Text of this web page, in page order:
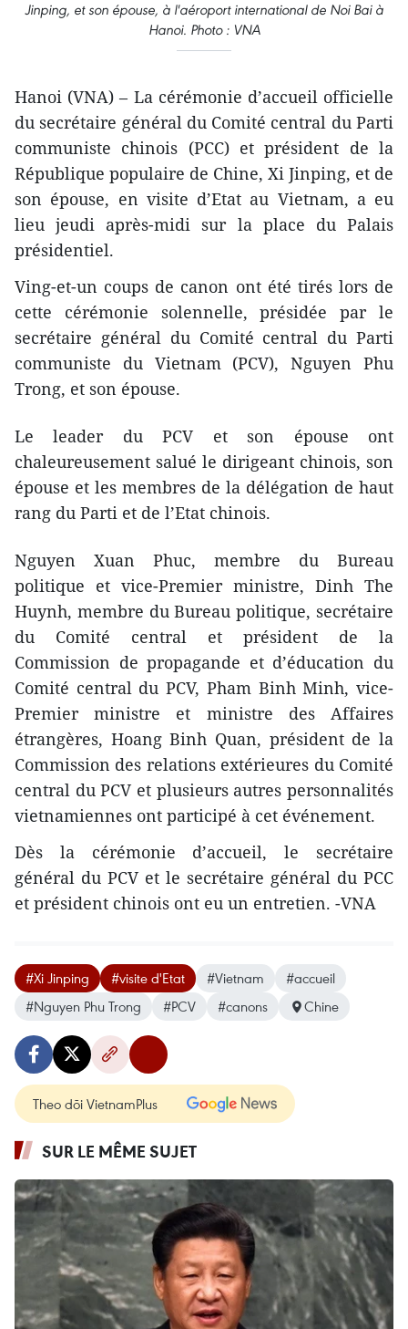
Jinping, et son épouse, à l'aéroport international de Noi Bai à
Hanoi. Photo : VNA
Hanoi (VNA) – La cérémonie d’accueil officielle
du secrétaire général du Comité central du Parti
communiste chinois (PCC) et président de la
République populaire de Chine, Xi Jinping, et de
son épouse, en visite d’Etat au Vietnam, a eu
lieu jeudi après-midi sur la place du Palais
présidentiel.
Ving-et-un coups de canon ont été tirés lors de
cette cérémonie solennelle, présidée par le
secrétaire général du Comité central du Parti
communiste du Vietnam (PCV), Nguyen Phu
Trong, et son épouse.
Le leader du PCV et son épouse ont
chaleureusement salué le dirigeant chinois, son
épouse et les membres de la délégation de haut
rang du Parti et de l’Etat chinois.
Nguyen Xuan Phuc, membre du Bureau
politique et vice-Premier ministre, Dinh The
Huynh, membre du Bureau politique, secrétaire
du Comité central et président de la
Commission de propagande et d’éducation du
Comité central du PCV, Pham Binh Minh, vice-
Premier ministre et ministre des Affaires
étrangères, Hoang Binh Quan, président de la
Commission des relations extérieures du Comité
central du PCV et plusieurs autres personnalités
vietnamiennes ont participé à cet événement.
Dès la cérémonie d’accueil, le secrétaire
général du PCV et le secrétaire général du PCC
et président chinois ont eu un entretien. -VNA
#Xi Jinping #visite d'Etat #Vietnam
#accueil
#Nguyen Phu Trong
#PCV #canons Chine
Theo dõi VietnamPlus
SUR LE MÊME SUJET